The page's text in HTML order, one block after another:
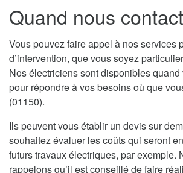
Quand nous
Vous pouvez faire appel à nos services
d’intervention, que vous soyez
Nos électriciens sont disponibles
pour répondre à vos besoins où que
(01150).
Ils peuvent vous établir un devis sur
souhaitez évaluer les coûts qui seront
futurs travaux électriques, par exemple.
rappelons qu’il est conseillé de faire